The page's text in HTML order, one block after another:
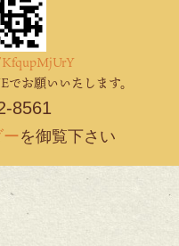
お願いいたします。
8561
ーを御覧下さい